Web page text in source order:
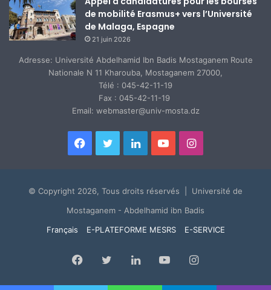
de mobilité Erasmus+ vers l’Université
de Malaga, Espagne
21 juin 2026
Adresse: Université Abdelhamid Ibn Badis Mostaganem Route
Nationale N 11 Kharouba, Mostaganem 27000,
Télé : 045-42-11-19
Fax : 045-42-11-19
Email: webmaster@univ-mosta.dz
Facebook
TwitterLinkedinYouTubeInstagram
© Copyright 2026, Tous droits réservés | Université de
Mostaganem - Abdelhamid ibn Badis
Français
E-PLATEFORME MESRS E-SERVICE
Facebook
TwitterLinkedinYouTubeInstagram